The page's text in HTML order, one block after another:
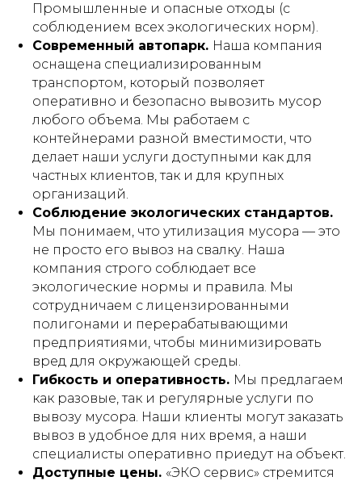
Промышленные и опасные отходы (с
соблюдением всех экологических норм).
Современный автопарк. Наша компания
оснащена специализированным
транспортом, который позволяет
оперативно и безопасно вывозить мусор
любого объема. Мы работаем с
контейнерами разной вместимости, что
делает наши услуги доступными как для
частных клиентов, так и для крупных
организаций.
Соблюдение экологических стандартов.
Мы понимаем, что утилизация мусора — это
не просто его вывоз на свалку. Наша
компания строго соблюдает все
экологические нормы и правила. Мы
сотрудничаем с лицензированными
полигонами и перерабатывающими
предприятиями, чтобы минимизировать
вред для окружающей среды.
Гибкость и оперативность. Мы предлагаем
как разовые, так и регулярные услуги по
вывозу мусора. Наши клиенты могут заказать
вывоз в удобное для них время, а наши
специалисты оперативно приедут на объект.
Доступные цены. «ЭКО сервис» стремится